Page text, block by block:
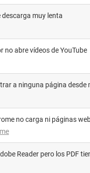
descarga muy lenta
no abre vídeos de YouTube
a ninguna página desde
no carga ni páginas
Reader pero los PDF